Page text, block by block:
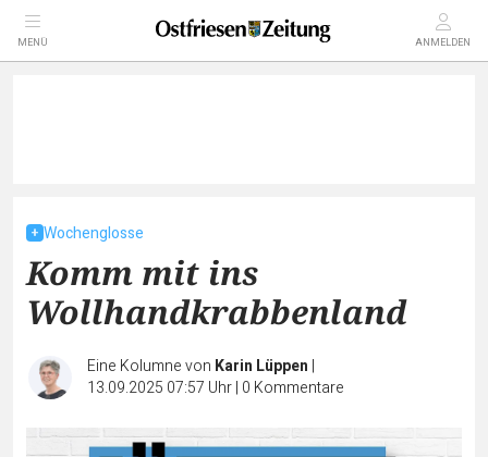
MENÜ ANMELDEN
Wochenglosse
Komm mit ins
Wollhandkrabbenland
Eine Kolumne von Karin Lüppen |
13.09.2025 07:57 Uhr| 0 Kommentare